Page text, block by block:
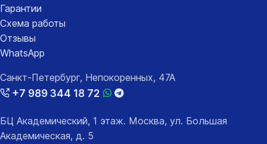
Гарантии
Схема работы
Отзывы
WhatsApp
Санкт-Петербург, Непокоренных, 47А
+7 989 344 18 72
БЦ Академический, 1 этаж. Москва, ул. Большая
Академическая, д. 5